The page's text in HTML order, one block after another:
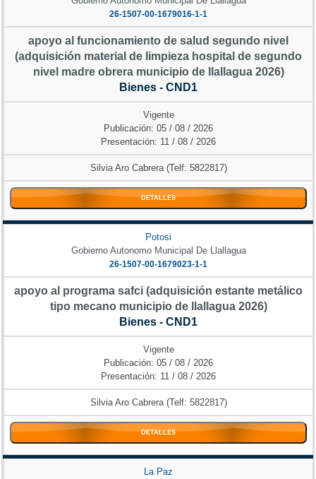
26-1507-00-1679016-1-1
apoyo al funcionamiento de salud segundo nivel
(adquisición material de limpieza hospital de segundo
nivel madre obrera municipio de llallagua 2026)
Bienes - CND1
Vigente
Publicación: 05 / 08 / 2026
Presentación: 11 / 08 / 2026
Silvia Aro Cabrera (Telf: 5822817)
DETALLES
Potosi
Gobierno Autonomo Municipal De Llallagua
26-1507-00-1679023-1-1
apoyo al programa safci (adquisición estante metálico
tipo mecano municipio de llallagua 2026)
Bienes - CND1
Vigente
Publicación: 05 / 08 / 2026
Presentación: 11 / 08 / 2026
Silvia Aro Cabrera (Telf: 5822817)
DETALLES
La Paz